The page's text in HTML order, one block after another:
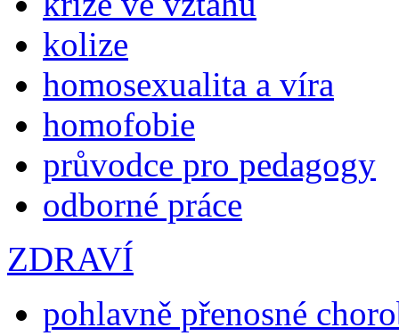
kolize
homosexualita a víra
homofobie
průvodce pro pedagogy
odborné práce
ZDRAVÍ
pohlavně přenosné